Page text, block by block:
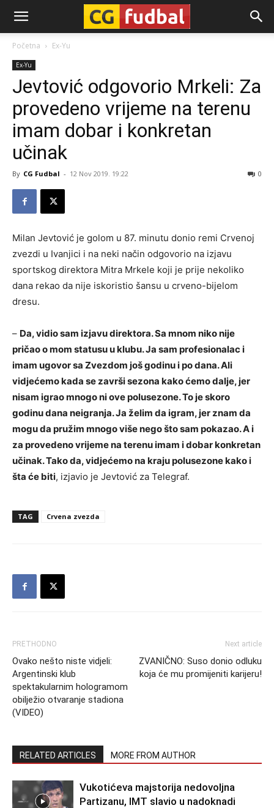
CG-
Fudbal
Početna Ex-Yu
Ex-Yu
Jevtović odgovorio Mrkeli: Za
provedeno vrijeme na terenu
imam dobar i konkretan
učinak
By CG Fudbal - 12 Nov 2019. 19:22 0
Milan Jevtović je golom u 87. minutu donio remi Crvenoj
zvezdi u Ivanjici i na neki način odgovorio na izjavu
sportskog direktora Mitra Mrkele koji je prije nekoliko
dana rekao da nije iskoristio šansu u crveno-bijelom
dresu.
– Da, vidio sam izjavu direktora. Sa mnom niko nije
pričao o mom statusu u klubu. Ja sam profesionalac i
imam ugovor sa Zvezdom još godinu i po dana. Ali
vidjećemo kada se završi sezona kako ćemo dalje, jer
nisam igrao mnogo ni ove polusezone. To je skoro
godinu dana neigranja. Ja želim da igram, jer znam da
mogu da pružim mnogo više nego što sam pokazao. A i
za provedeno vrijeme na terenu imam i dobar konkretan
učinak. Tako da, vidjećemo na kraju polusezone kako i
šta će biti, izjavio je Jevtović za Telegraf.
TAG Crvena zvezda
PRETHODNO
Ovako nešto niste vidjeli:
Argentinski klub
spektakularnim hologramom
obilježio otvaranje stadiona
(VIDEO)
Next article
ZVANIČNO: Suso donio odluku
koja će mu promijeniti karijeru!
RELATED ARTICLES MORE FROM AUTHOR
Vukotićeva majstorija nedovoljna
Partizanu, IMT slavio u nadoknadi